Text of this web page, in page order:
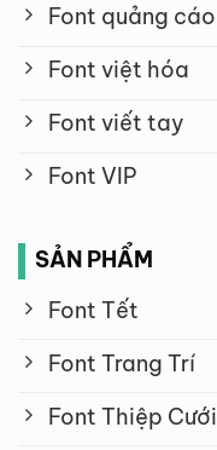
Font quảng cáo
Font việt hóa
Font viết tay
Font VIP
SẢN PHẨM
Font Tết
Font Trang Trí
Font Thiệp Cưới